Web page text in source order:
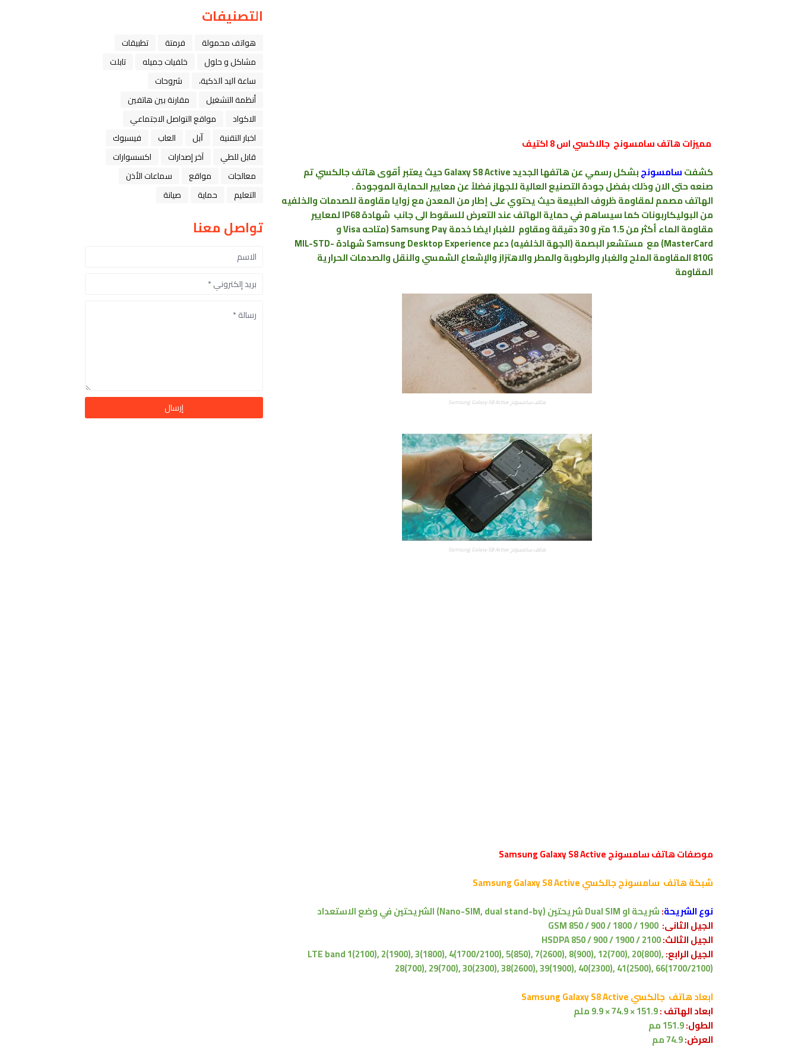
مميزات هاتف سامسونج جالاكسي اس 8 اكتيف
كشفتسامسونج
بشكل رسمي عن هاتفها الجديد Galaxy S8 Active حيث يعتبر أقوى هاتف جالكسي تم
صنعه حتى الان وذلك بفضل جودة التصنيع العالية للجهاز فضلاً عن معايير الحماية الموجودة .
الهاتف مصمم لمقاومة ظروف الطبيعة حيث يحتوي على إطار من المعدن مع زوايا مقاومة للصدمات والخلفيه
من البوليكاربونات كما سيساهم في حماية الهاتف عند التعرض للسقوط الى جانب شهادة IP68 لمعايير
مقاومة الماء أكثر من 1.5 متر و 30 دقيقة ومقاوم للغبار ايضا خدمة Samsung Pay (متاحه Visa و
MasterCard) مع مستشعر البصمة (الجهة الخلفيه) دعم Samsung Desktop Experience شهادة MIL-STD-
810G المقاومة الملح والغبار والرطوبة والمطر والاهتزاز والإشعاع الشمسي والنقل والصدمات الحرارية
المقاومة
هاتف سامسونج Samsung Galaxy S8 Active
هاتف سامسونج Samsung Galaxy S8 Active
موصفات هاتف سامسونج Samsung Galaxy S8 Active
شبكة هاتف سامسونج جالكسي Samsung Galaxy S8 Active
نوع الشريحة:شريحة او Dual SIM شريحتين (Nano-SIM, dual stand-by) الشريحتين في وضع الاستعداد
الجيل الثانى: GSM 850 / 900 / 1800 / 1900
الجيل الثالث:HSDPA 850 / 900 / 1900 / 2100
الجيل الرابع:LTE band 1(2100), 2(1900), 3(1800), 4(1700/2100), 5(850), 7(2600), 8(900), 12(700), 20(800),
28(700), 29(700), 30(2300), 38(2600), 39(1900), 40(2300), 41(2500), 66(1700/2100)
ابعادهاتف جالكسي Samsung Galaxy S8 Active
ابعاد الهاتف :151.9 × 74.9 × 9.9 ملم
الطول:151.9مم
العرض:74.9مم
التصنيفات
هواتف محمولة فرمتة
تطبيقات
مشاكل و حلول
خلفيات جميله
تابلت
ﺳﺎﻋﺔ ﺍﻟﻴﺪ ﺍﻟﺬﻛﻴﺔ،
شروحات
أنظمة التشغيل
مقارنة بين هاتفين
الاكواد
مواقع التواصل الاجتماعي
اخبار التقنية
ﺁﺑﻞ العاب
فيسبوك
قابل للطي
آخر إصدارات
اكسسوارات
معالجات
مواقع
سماعات الأذن
التعليم
حماية صيانة
تواصل معنا